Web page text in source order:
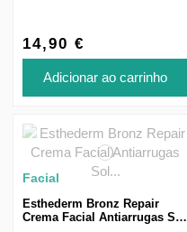
14,90 €
Adicionar ao carrinho
Facial
Esthederm Bronz Repair
Crema Facial Antiarrugas Sol